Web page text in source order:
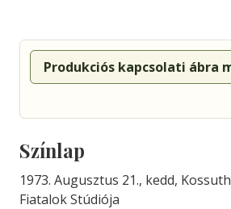
Produkciós kapcsolati ábra
Színlap
1973. Augusztus 21., kedd, Kossuth
Fiatalok Stúdiója